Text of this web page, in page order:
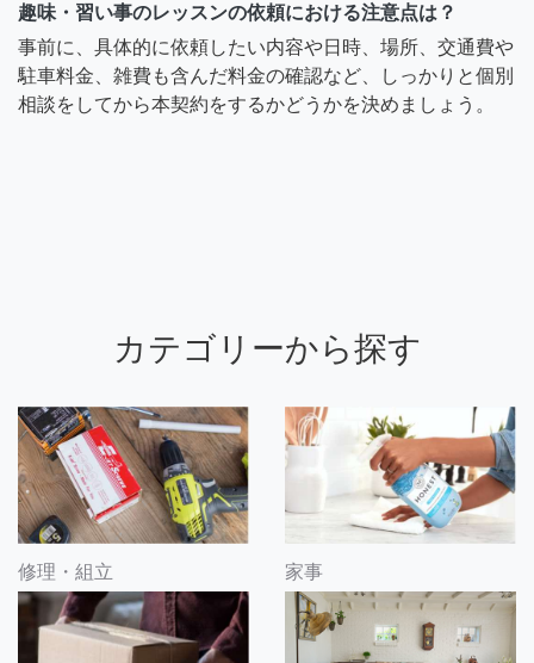
趣味・習い事のレッスンの依頼における注意点は？
事前に、具体的に依頼したい内容や日時、場所、交通費や
駐車料金、雑費も含んだ料金の確認など、しっかりと個別
相談をしてから本契約をするかどうかを決めましょう。
カテゴリーから探す
修理・組立 家事